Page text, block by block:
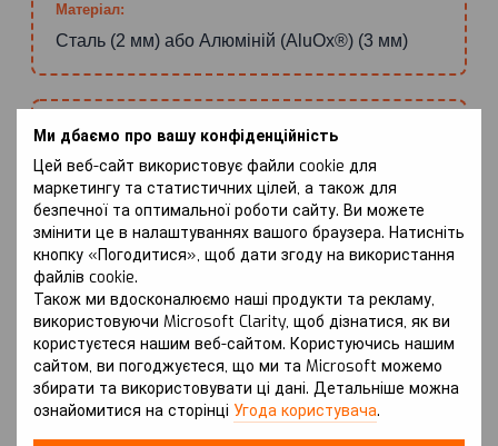
Ми дбаємо про вашу конфіденційність
Цей веб-сайт використовує файли cookie для
маркетингу та статистичних цілей, а також для
безпечної та оптимальної роботи сайту. Ви можете
змінити це в налаштуваннях вашого браузера. Натисніть
кнопку «Погодитися», щоб дати згоду на використання
файлів cookie.
Також ми вдосконалюємо наші продукти та рекламу,
використовуючи Microsoft Clarity, щоб дізнатися, як ви
користуєтеся нашим веб-сайтом. Користуючись нашим
сайтом, ви погоджуєтеся, що ми та Microsoft можемо
збирати та використовувати ці дані. Детальніше можна
ознайомитися на сторінці Угода користувача.
Матеріал:
Сталь (2 мм) або Алюміній (AluOx®) (3 мм)
Антикорозійне покриття:
Standart (сталь+фарба) або WhiteCover®
(сталь+цинк) або ZiPoFlex®
(сталь+цинк+фарба+лак)
Зона покриття:
Радіатор, Двигун, КПП
Особливості: